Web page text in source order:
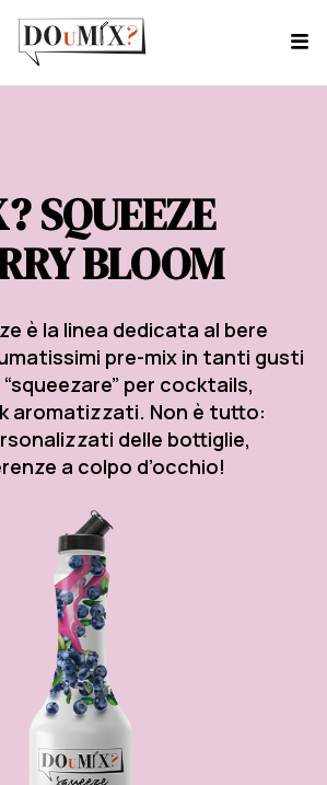
SQUEEZE
BLOOM
è la linea dedicata al bere
pre-mix in tanti gusti
per cocktails,
aromatizzati. Non è tutto:
delle bottiglie,
a colpo d’occhio!